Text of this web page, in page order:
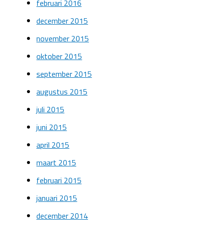
februari 2016
december 2015
november 2015
oktober 2015
september 2015
augustus 2015
juli 2015
juni 2015
april 2015
maart 2015
februari 2015
januari 2015
december 2014